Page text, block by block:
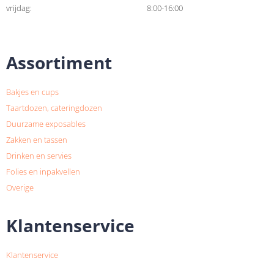
vrijdag:
8:00-16:00
Assortiment
Bakjes en cups
Taartdozen, cateringdozen
Duurzame exposables
Zakken en tassen
Drinken en servies
Folies en inpakvellen
Overige
Klantenservice
Klantenservice